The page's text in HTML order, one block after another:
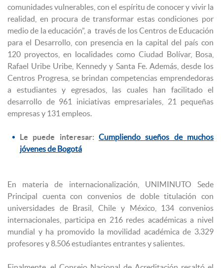
comunidades vulnerables, con el espíritu de conocer y vivir la
realidad, en procura de transformar estas condiciones por
medio de la educación”, a través de los Centros de Educación
para el Desarrollo, con presencia en la capital del país con
120 proyectos, en localidades como Ciudad Bolívar, Bosa,
Rafael Uribe Uribe, Kennedy y Santa Fe. Además, desde los
Centros Progresa, se brindan competencias emprendedoras
a estudiantes y egresados, las cuales han facilitado el
desarrollo de 961 iniciativas empresariales, 21 pequeñas
empresas y 131 empleos.
Le puede interesar: Cumpliendo sueños de muchos
jóvenes de Bogotá
En materia de internacionalización, UNIMINUTO Sede
Principal cuenta con convenios de doble titulación con
universidades de Brasil, Chile y México, 134 convenios
internacionales, participa en 216 redes académicas a nivel
mundial y ha promovido la movilidad académica de 3.329
profesores y 8.506 estudiantes entrantes y salientes.